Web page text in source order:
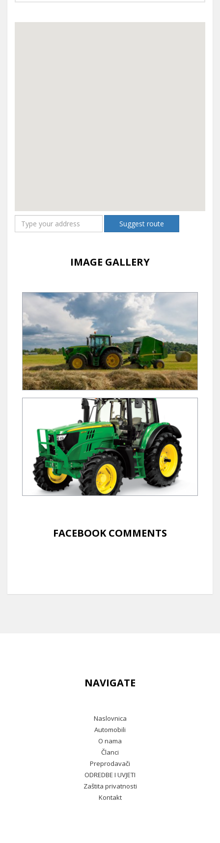
Suggest route
IMAGE GALLERY
FACEBOOK COMMENTS
NAVIGATE
Naslovnica
Automobili
O nama
Članci
Preprodavači
ODREDBE I UVJETI
Zaštita privatnosti
Kontakt